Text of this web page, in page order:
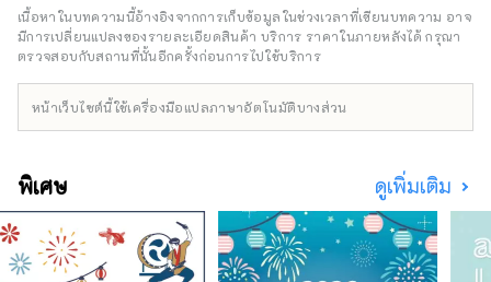
ปลุกความสงบแห่งจิตใจที่ถูกลืม คุณจะสัมผัสได้
ถึงความสบายของธูปทุกที่ในห้องของคุณและทั่ว
ทั้งโรงแรม
เนื้อหาในบทความนี้อ้างอิงจากการเก็บข้อมูลในช่วงเวลาที่เขียนบทความ อาจ
มีการเปลี่ยนแปลงของรายละเอียดสินค้า บริการ ราคาในภายหลังได้ กรุณา
ตรวจสอบกับสถานที่นั้นอีกครั้งก่อนการไปใช้บริการ
หน้าเว็บไซต์นี้ใช้เครื่องมือแปลภาษาอัตโนมัติบางส่วน
พิเศษ ดูเพิ่มเติม